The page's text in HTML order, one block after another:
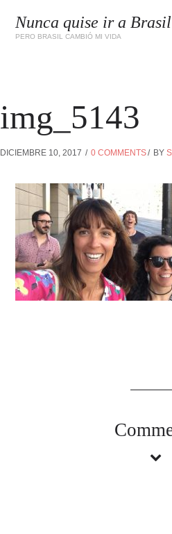
Nunca quise ir a Brasil
PERO BRASIL CAMBIÓ MI VIDA
img_5143
DICIEMBRE 10, 2017 0 COMMENTS BY